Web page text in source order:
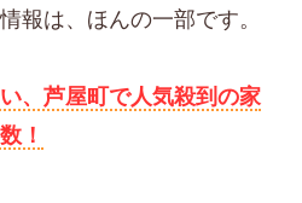
報は、ほんの一部です。
、芦屋町で人気殺到の家
！